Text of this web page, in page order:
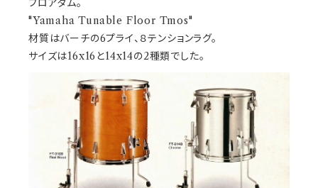
フロアタム。
"Yamaha Tunable Floor Tmos"
材質はバーチの6プライ、８テンションラグ。
サイズは16x16と14x14の2種類でした。